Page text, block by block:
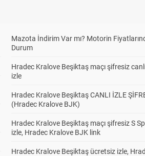
Mazota İndirim Var mı? Motorin
Durum
Hradec Kralove Beşiktaş maçı şifresiz
izle
Hradec Kralove Beşiktaş CANLI İZLE
(Hradec Kralove BJK)
Hradec Kralove Beşiktaş maçı şifresiz S
izle, Hradec Kralove BJK link
Hradec Kralove Beşiktaş ücretsiz izle,